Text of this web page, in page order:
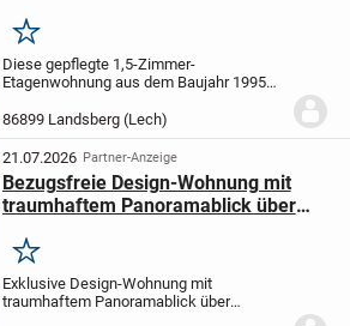
Merken
Diese gepflegte 1,5-Zimmer-
Etagenwohnung aus dem Baujahr 1995
Wohngefühl mit einem klar strukturierten
Grundriss und einer Größe, die sich im
Alltag leicht und effizient...
86899 Landsberg (Lech)
21.07.2026 Partner-Anzeige
Bezugsfreie Design-Wohnung mit
traumhaftem Panoramablick über
Ausstattung
Merken
Exklusive Design-Wohnung mit
traumhaftem Panoramablick über